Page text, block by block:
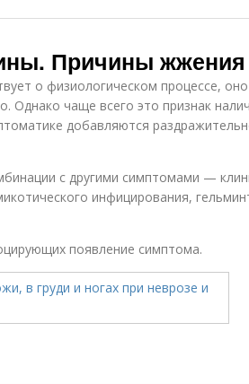
Причины жжения
о физиологическом процессе,
Однако чаще всего это признак
добавляются
с другими симптомами —
инфицирования,
появление симптома.